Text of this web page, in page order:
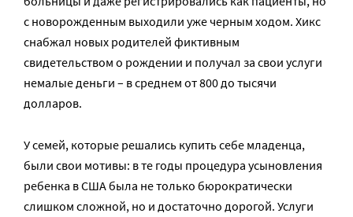
с новорожденным выходили уже черным ходом. Хикс
снабжал новых родителей фиктивным
свидетельством о рождении и получал за свои услуги
немалые деньги – в среднем от 800 до тысячи
долларов.
У семей, которые решались купить себе младенца,
были свои мотивы: в те годы процедура усыновления
ребенка в США была не только бюрократически
слишком сложной, но и достаточно дорогой. Услуги